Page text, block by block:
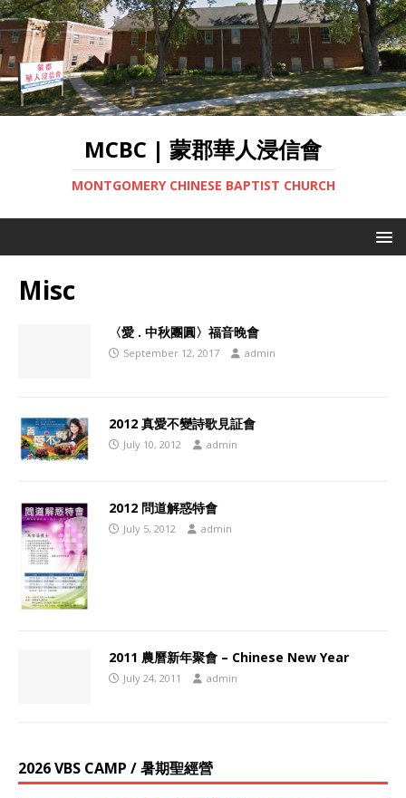
MCBC | 蒙郡華人浸信會
MONTGOMERY CHINESE BAPTIST CHURCH
Misc
〈愛 . 中秋團圓〉福音晚會
September 12, 2017 admin
2012 真愛不變詩歌見証會
July 10, 2012 admin
2012 問道解惑特會
July 5, 2012 admin
2011 農曆新年聚會 – Chinese New Year
July 24, 2011 admin
2026 VBS CAMP / 暑期聖經營